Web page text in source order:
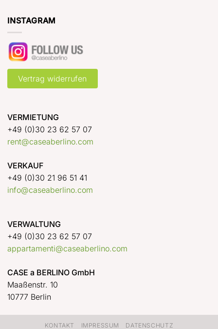
INSTAGRAM
Vertrag widerrufen
VERMIETUNG
+49 (0)30 23 62 57 07
rent@caseaberlino.com
VERKAUF
+49 (0)30 21 96 51 41
info@caseaberlino.com
VERWALTUNG
+49 (0)30 23 62 57 07
appartamenti@caseaberlino.com
CASE a BERLINO GmbH
Maaßenstr. 10
10777 Berlin
KONTAKT IMPRESSUM DATENSCHUTZ